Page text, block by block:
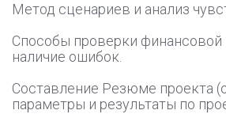
Метод сценариев и анализ
Способы проверки финансовой
наличие ошибок.
Составление Резюме проекта
параметры и результаты по